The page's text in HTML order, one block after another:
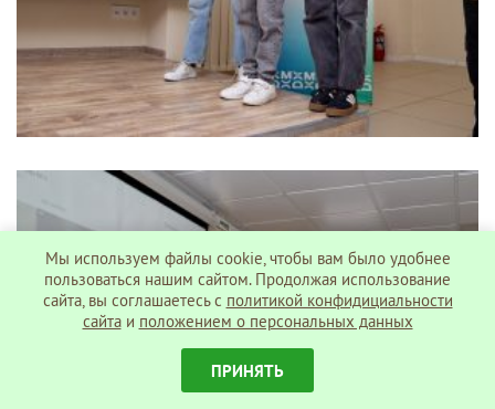
Мы используем файлы cookie, чтобы вам было удобнее
пользоваться нашим сайтом. Продолжая использование
сайта, вы соглашаетесь c политикой конфидициальности
сайтаи положением о персональных данных
ПРИНЯТЬ